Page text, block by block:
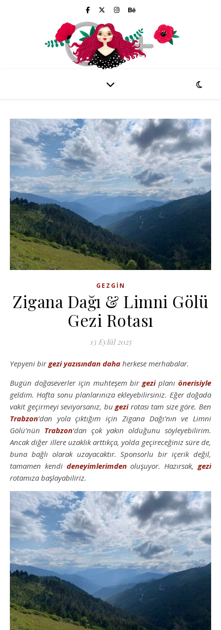
GEZGIN
Zigana Dağı & Limni Gölü
Gezi Rotası
13 Eylül 2025
Yepyeni birgezi yazısından daha herkese merhabalar.
Bugün doğaseverler için muhteşem birgeziplanıönerisiyle
geldim. Hafta sonu planlarınıza ekleyebilirsiniz. Eğer doğada
vakit geçirmeyi seviyorsanız, bugezirotası tam size göre. Ben
Trabzon‘dan yola çıktığım için Zigana Dağı’nın ve Limni
Gölü’nün Trabzon‘dan çok yakın olduğunu söyleyebilirim.
Ancak diğer illere uzaklık arttıkça, yolda geçireceğiniz süre de,
buna bağlı olarak uzayacaktır. Sponsorlu bir içerik değil,
tamamen kendi deneyimlerimdenoluşuyor. Hazırsak,gezi
rotamıza başlayabiliriz.